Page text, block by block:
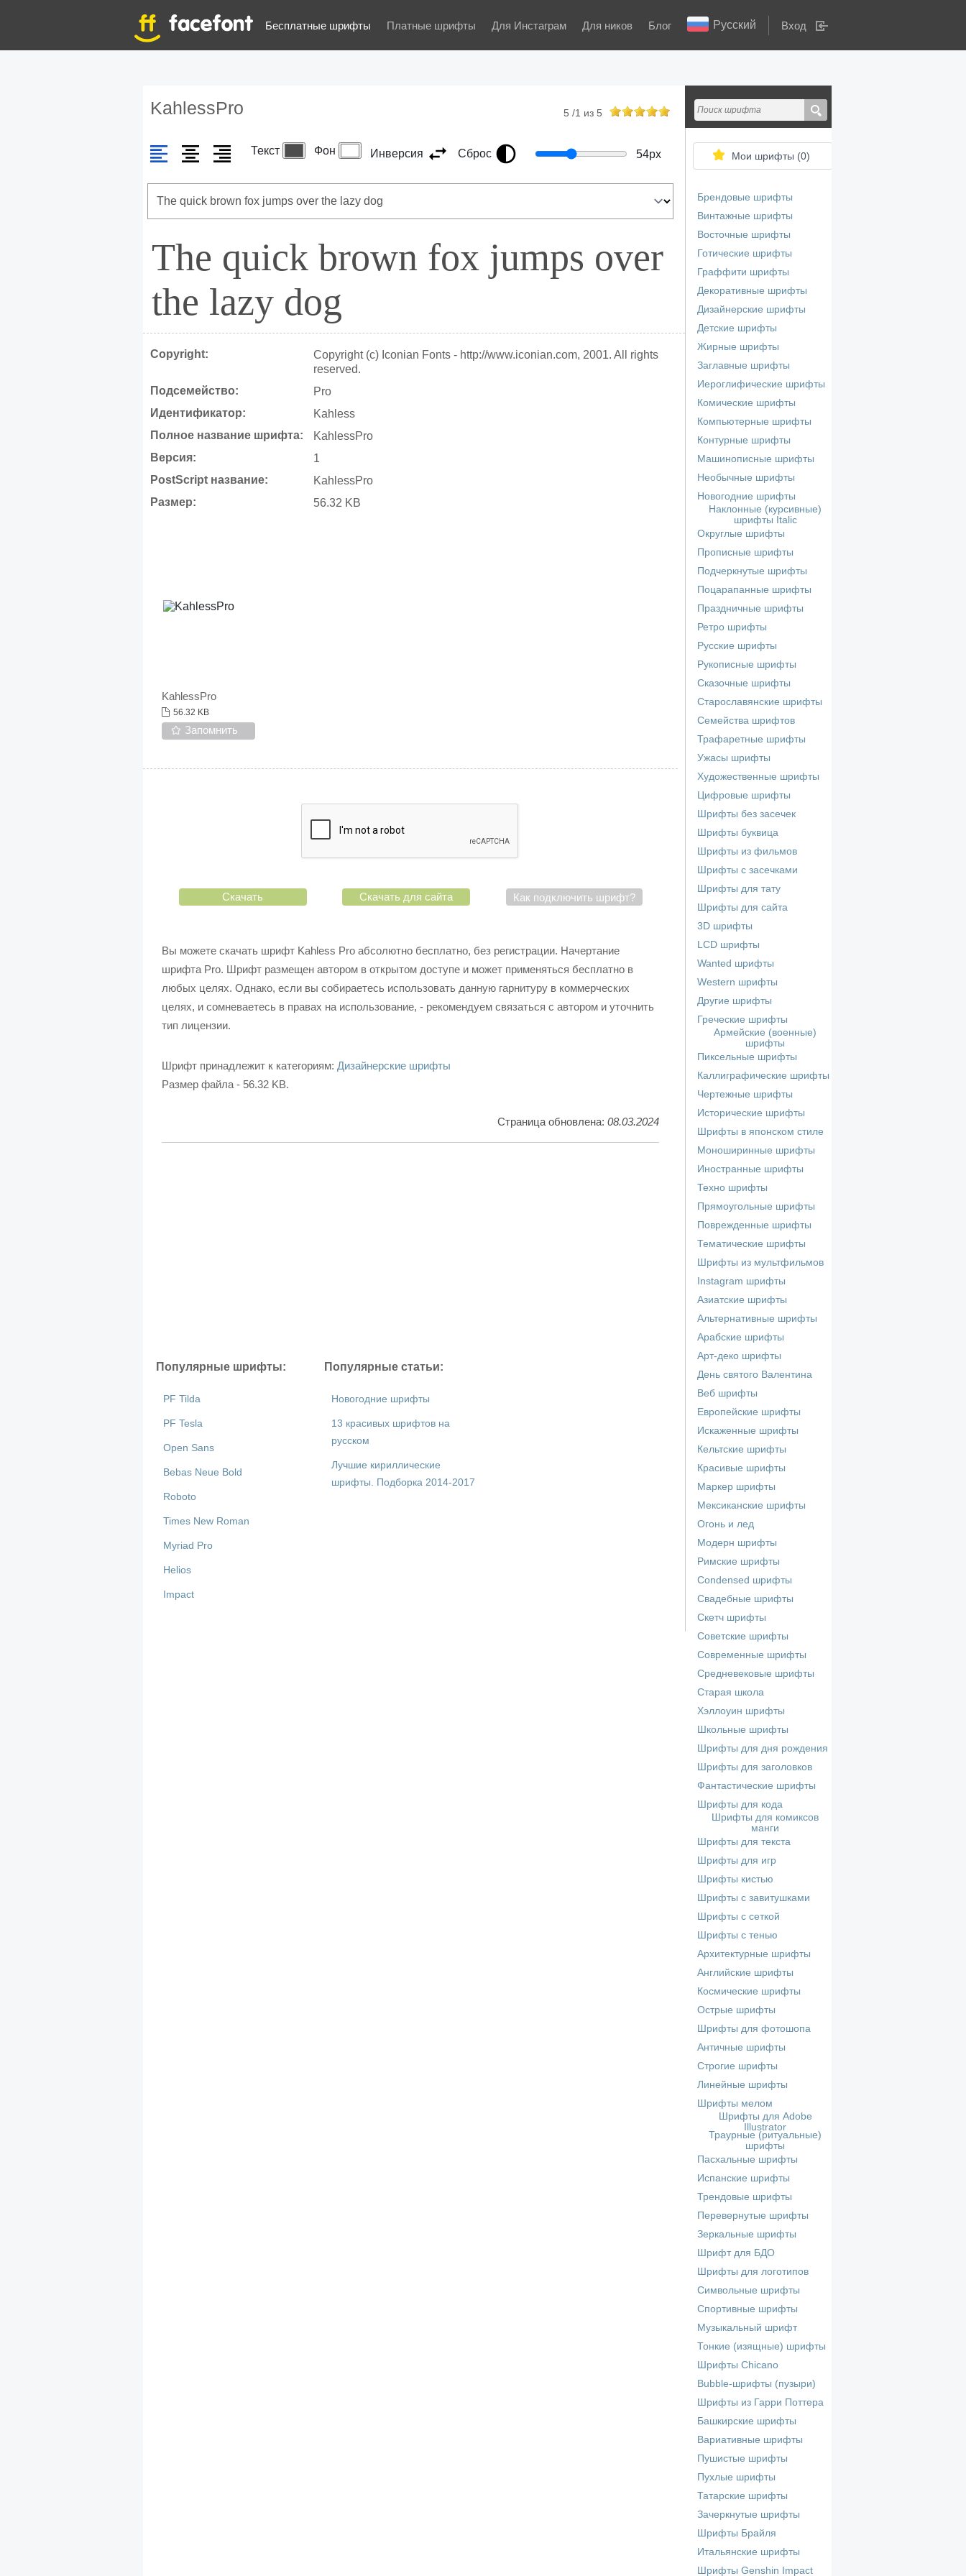
Бесплатные шрифты Платные шрифты Для Инстаграм Для ников Блог Русский Вход
KahlessPro 5 /1 из 5
Текст Фон Инверсия Сброс 54px
The quick brown fox jumps over
the lazy dog
Copyright:
Copyright (c) Iconian Fonts - http://www.iconian.com, 2001. All rights
reserved.
Подсемейство:
Pro
Идентификатор:
Kahless
Полное название шрифта:
KahlessPro
Версия:
1
PostScript название:
KahlessPro
Размер:
56.32 KB
KahlessPro
56.32 KB
Запомнить
Скачать Скачать для сайта Как подключить шрифт?
Вы можете скачать шрифт Kahless Pro абсолютно бесплатно, без регистрации. Начертание
шрифта Pro. Шрифт размещен автором в открытом доступе и может применяться бесплатно в
любых целях. Однако, если вы собираетесь использовать данную гарнитуру в коммерческих
целях, и сомневаетесь в правах на использование, - рекомендуем связаться с автором и уточнить
тип лицензии.
Шрифт принадлежит к категориям: Дизайнерские шрифты
Размер файла - 56.32 KB.
Страница обновлена: 08.03.2024
Популярные шрифты:
PF Tilda
PF Tesla
Open Sans
Bebas Neue Bold
Roboto
Times New Roman
Myriad Pro
Helios
Impact
Популярные статьи:
Новогодние шрифты
13 красивых шрифтов на
русском
Лучшие кириллические
шрифты. Подборка 2014-2017
Мои шрифты (0)
Брендовые шрифты
Винтажные шрифты
Восточные шрифты
Готические шрифты
Граффити шрифты
Декоративные шрифты
Дизайнерские шрифты
Детские шрифты
Жирные шрифты
Заглавные шрифты
Иероглифические шрифты
Комические шрифты
Компьютерные шрифты
Контурные шрифты
Машинописные шрифты
Необычные шрифты
Новогодние шрифты
Наклонные (курсивные)
шрифты Italic
Округлые шрифты
Прописные шрифты
Подчеркнутые шрифты
Поцарапанные шрифты
Праздничные шрифты
Ретро шрифты
Русские шрифты
Рукописные шрифты
Сказочные шрифты
Старославянские шрифты
Семейства шрифтов
Трафаретные шрифты
Ужасы шрифты
Художественные шрифты
Цифровые шрифты
Шрифты без засечек
Шрифты буквица
Шрифты из фильмов
Шрифты с засечками
Шрифты для тату
Шрифты для сайта
3D шрифты
LCD шрифты
Wanted шрифты
Western шрифты
Другие шрифты
Греческие шрифты
Армейские (военные)
шрифты
Пиксельные шрифты
Каллиграфические шрифты
Чертежные шрифты
Исторические шрифты
Шрифты в японском стиле
Моноширинные шрифты
Иностранные шрифты
Техно шрифты
Прямоугольные шрифты
Поврежденные шрифты
Тематические шрифты
Шрифты из мультфильмов
Instagram шрифты
Азиатские шрифты
Альтернативные шрифты
Арабские шрифты
Арт-деко шрифты
День святого Валентина
Веб шрифты
Европейские шрифты
Искаженные шрифты
Кельтские шрифты
Красивые шрифты
Маркер шрифты
Мексиканские шрифты
Огонь и лед
Модерн шрифты
Римские шрифты
Сondensed шрифты
Свадебные шрифты
Скетч шрифты
Советские шрифты
Современные шрифты
Средневековые шрифты
Старая школа
Хэллоуин шрифты
Школьные шрифты
Шрифты для дня рождения
Шрифты для заголовков
Фантастические шрифты
Шрифты для кода
Шрифты для комиксов
манги
Шрифты для текста
Шрифты для игр
Шрифты кистью
Шрифты с завитушками
Шрифты с сеткой
Шрифты с тенью
Архитектурные шрифты
Английские шрифты
Космические шрифты
Острые шрифты
Шрифты для фотошопа
Античные шрифты
Строгие шрифты
Линейные шрифты
Шрифты мелом
Шрифты для Adobe
Illustrator
Траурные (ритуальные)
шрифты
Пасхальные шрифты
Испанские шрифты
Трендовые шрифты
Перевернутые шрифты
Зеркальные шрифты
Шрифт для БДО
Шрифты для логотипов
Символьные шрифты
Спортивные шрифты
Музыкальный шрифт
Тонкие (изящные) шрифты
Шрифты Chicano
Bubble-шрифты (пузыри)
Шрифты из Гарри Поттера
Башкирские шрифты
Вариативные шрифты
Пушистые шрифты
Пухлые шрифты
Татарские шрифты
Зачеркнутые шрифты
Шрифты Брайля
Итальянские шрифты
Шрифты Genshin Impact